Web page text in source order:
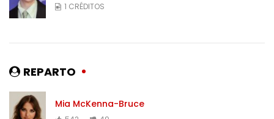
1 CRÉDITOS
REPARTO
Mia McKenna-Bruce